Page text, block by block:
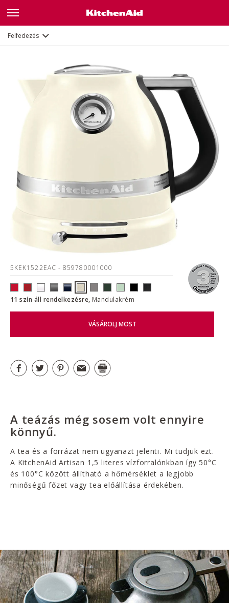
Felfedezés
5KEK1522EAC - 859780001000
11 szín áll rendelkezésre, Mandulakrém
VÁSÁROLJ MOST
A teázás még sosem volt ennyire
könnyű.
A tea és a forrázat nem ugyanazt jelenti. Mi tudjuk ezt.
A KitchenAid Artisan 1,5 literes vízforralónkban így 50°C
és 100°C között állítható a hőmérséklet a legjobb
minőségű főzet vagy tea előállítása érdekében.